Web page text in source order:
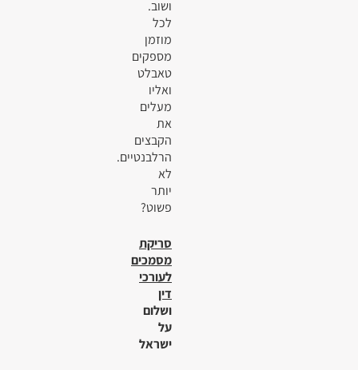
ושוב.
לכל
מוזמן
מספקים
טאבלט
ואליו
מעלים
את
הקבצים
הרלבנטיים.
לא
יותר
פשוט?
סריקת
מסמכים
לעורכי
דין
ושלום
על
ישראל